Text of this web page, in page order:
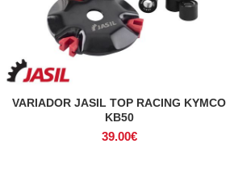
ADICIONAR
VARIADOR JASIL TOP RACING KYMCO
KB50
39.00€